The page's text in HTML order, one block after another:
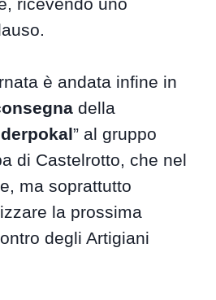
è andata infine in
della
” al gruppo
di Castelrotto, che nel
ma soprattutto
la prossima
degli Artigiani